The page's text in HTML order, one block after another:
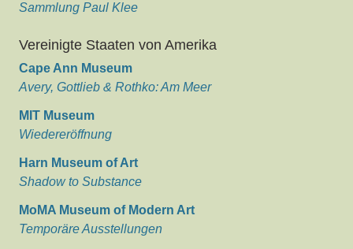
Sammlung Paul Klee
Vereinigte Staaten von Amerika
Cape Ann Museum
Avery, Gottlieb & Rothko: Am Meer
MIT Museum
Wiedereröffnung
Harn Museum of Art
Shadow to Substance
MoMA Museum of Modern Art
Temporäre Ausstellungen